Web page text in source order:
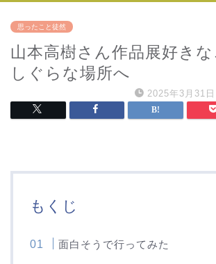
思ったこと徒然
山本高樹さん作品展好き
しぐらな場所へ
2025年3月31日
もくじ
面白そうで行ってみた